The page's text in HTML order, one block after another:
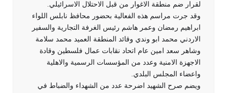
لقرار ضم منطقة الاغوار من قبل الاحتلال الاسرائيلي.
وقد جرت مراسم هذه الفعالية بحضور محافظ نابلس اللواء
ابراهيم رمضان وعمر هاشم رئيس الغرفة التجارية والسفير
الاردني محمد ابو وندي وقائد المنطقة العميد محمد سلامة
وشاهر سعد امين عام اتحاد نقابات عمال فلسطين وقادة
الاجهزة الامنية وعدد من المؤسسات الرسمية والاهلية
واعضاء المجلس البلدي.
ويضم صرح الشهيد اضرحة عدد من الشهداء والضباط في